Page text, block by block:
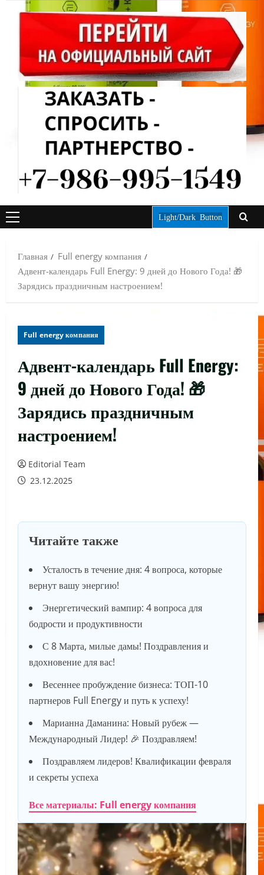
ОСНОВНОЕ
Light/Dark Button
Главная
Full energy компания
Адвент-календарь Full Energy: 9 дней до Нового Года! 🎁
Зарядись праздничным настроением!
Full energy компания
Адвент-календарь Full Energy:
9 дней до Нового Года! 🎁
Зарядись праздничным
настроением!
Editorial Team
23.12.2025
Читайте также
Усталость в течение дня: 4 вопроса, которые
вернут вашу энергию!
Энергетический вампир: 4 вопроса для
бодрости и продуктивности
С 8 Марта, милые дамы! Поздравления и
вдохновение для вас!
Весеннее пробуждение бизнеса: ТОП-10
партнеров Full Energy и путь к успеху!
Марианна Даманина: Новый рубеж —
Международный Лидер! 🎉 Поздравляем!
Поздравляем лидеров! Квалификации февраля
и секреты успеха
Все материалы: Full energy компания